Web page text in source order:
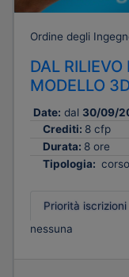
Ordine degli
DAL
MODELLO
Date: dal 30/09/
Crediti: 8 cfp
Durata: 8 ore
Tipologia: corso
Priorità iscrizioni
nessuna